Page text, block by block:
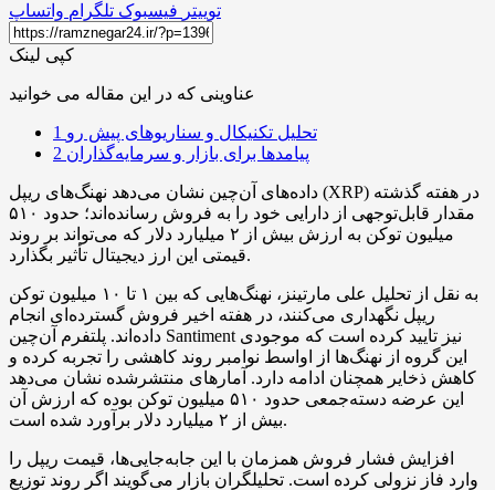
توییتر فیسبوک تلگرام واتساپ
کپی لینک
عناوینی که در این مقاله می خوانید
1 تحلیل تکنیکال و سناریوهای پیش رو
2 پیامدها برای بازار و سرمایه‌گذاران
داده‌های آن‌چین نشان می‌دهد نهنگ‌های ریپل (XRP) در هفته گذشته
مقدار قابل‌توجهی از دارایی خود را به فروش رسانده‌اند؛ حدود ۵۱۰
میلیون توکن به ارزش بیش از ۲ میلیارد دلار که می‌تواند بر روند
قیمتی این ارز دیجیتال تأثیر بگذارد.
به نقل از تحلیل علی مارتینز، نهنگ‌هایی که بین ۱ تا ۱۰ میلیون توکن
ریپل نگهداری می‌کنند، در هفته اخیر فروش گسترده‌ای انجام
داده‌اند. پلتفرم آن‌چین Santiment نیز تایید کرده است که موجودی
این گروه از نهنگ‌ها از اواسط نوامبر روند کاهشی را تجربه کرده و
کاهش ذخایر همچنان ادامه دارد. آمارهای منتشرشده نشان می‌دهد
این عرضه دسته‌جمعی حدود ۵۱۰ میلیون توکن بوده که ارزش آن
بیش از ۲ میلیارد دلار برآورد شده است.
افزایش فشار فروش همزمان با این جابه‌جایی‌ها، قیمت ریپل را
وارد فاز نزولی کرده است. تحلیلگران بازار می‌گویند اگر روند توزیع